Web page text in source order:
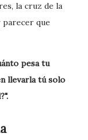
la cruz de la
que
pesa tu
llevarla tú solo